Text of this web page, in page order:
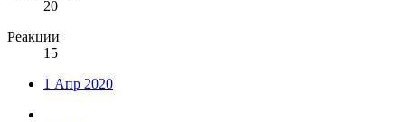
20
Реакции
15
1 Апр 2020